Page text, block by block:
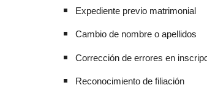
Expediente previo matrimonial
Cambio de nombre o apellidos
Corrección de errores en
Reconocimiento de filiación